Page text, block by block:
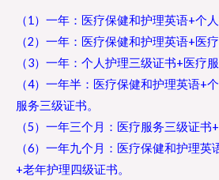
（1）一年：医疗保健和护理英语+个
（2）一年：医疗保健和护理英语+医
（3）一年：个人护理三级证书+医疗
（4）一年半：医疗保健和护理英语+
服务三级证书。
（5）一年三个月：医疗服务三级证书
（6）一年九个月：医疗保健和护理英
+老年护理四级证书。